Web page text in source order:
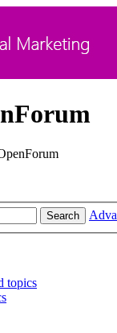
Search
topics